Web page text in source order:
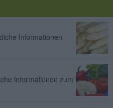
Informationen
Informationen zum